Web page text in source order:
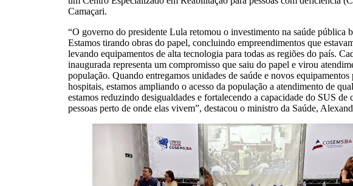
Camaçari.
“O governo do presidente Lula retomou o investimento na saúde pública
Estamos tirando obras do papel, concluindo empreendimentos que
levando equipamentos de alta tecnologia para todas as regiões do país.
inaugurada representa um compromisso que saiu do papel e virou
população. Quando entregamos unidades de saúde e novos equipamentos
hospitais, estamos ampliando o acesso da população a atendimento de
estamos reduzindo desigualdades e fortalecendo a capacidade do SUS de
pessoas perto de onde elas vivem”, destacou o ministro da Saúde,